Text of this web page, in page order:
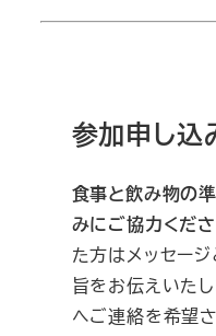
参加申し込
食事と飲み物の
みにご協力くださ
た方はメッセー
旨をお伝えいた
へご連絡を希望